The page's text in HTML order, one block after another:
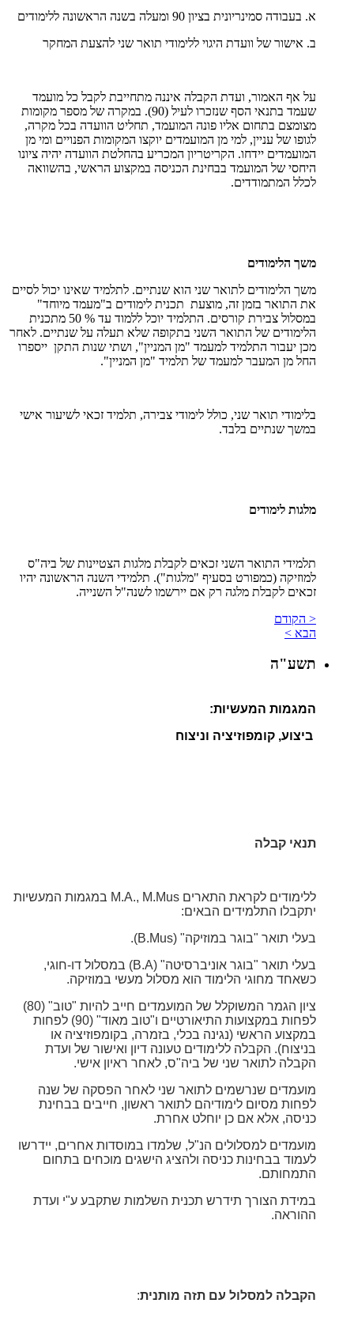
א. בעבודה סמינריונית בציון 90 ומעלה בשנה הראשונה ללימודים
ב. אישור של וועדת היגוי ללימודי תואר שני להצעת המחקר
על אף האמור, ועדת הקבלה איננה מתחייבת לקבל כל מועמד
שעמד בתנאי הסף שנזכרו לעיל (90). במקרה של מספר מקומות
מצומצם בתחום אליו פונה המועמד, תחליט הוועדה בכל מקרה,
לגופו של עניין, למי מן המועמדים יוקצו המקומות הפנויים ומי מן
המועמדים יידחו. הקריטריון המכריע בהחלטת הוועדה יהיה ציונו
היחסי של המועמד בבחינת הכניסה במקצוע הראשי, בהשוואה
לכלל המתמודדים.
משך הלימודים
משך הלימודים לתואר שני הוא שנתיים. לתלמיד שאינו יכול לסיים
את התואר בזמן זה, מוצעת תכנית לימודים ב"מעמד מיוחד"
במסלול צבירת קורסים. התלמיד יוכל ללמוד עד % 50 מתכנית
הלימודים של התואר השני בתקופה שלא תעלה על שנתיים. לאחר
מכן יעבור התלמיד למעמד "מן המניין", ושתי שנות התקן ייספרו
החל מן המעבר למעמד של תלמיד "מן המניין".
בלימודי תואר שני, כולל לימודי צבירה, תלמיד זכאי לשיעור אישי
במשך שנתיים בלבד.
מלגות לימודים
תלמידי התואר השני זכאים לקבלת מלגות הצטיינות של ביה"ס
למוזיקה (כמפורט בסעיף "מלגות"). תלמידי השנה הראשונה יהיו
זכאים לקבלת מלגה רק אם יירשמו לשנה"ל השנייה.
< הקודם
הבא >
תשע"ה
המגמות המעשיות:
ביצוע, קומפוזיציה וניצוח
תנאי קבלה
ללימודים לקראת התארים M.A., M.Mus במגמות המעשיות
יתקבלו התלמידים הבאים:
בעלי תואר "בוגר במוזיקה" (B.Mus).
בעלי תואר "בוגר אוניברסיטה" (B.A) במסלול דו-חוגי,
כשאחד מחוגי הלימוד הוא מסלול מעשי במוזיקה.
ציון הגמר המשוקלל של המועמדים חייב להיות "טוב" (80)
לפחות במקצועות התיאורטיים ו"טוב מאוד" (90) לפחות
במקצוע הראשי (נגינה בכלי, בזמרה, בקומפוזיציה או
בניצוח). הקבלה ללימודים טעונה דיון ואישור של ועדת
הקבלה לתואר שני של ביה"ס, לאחר ראיון אישי.
מועמדים שנרשמים לתואר שני לאחר הפסקה של שנה
לפחות מסיום לימודיהם לתואר ראשון, חייבים בבחינת
כניסה, אלא אם כן יוחלט אחרת.
מועמדים למסלולים הנ"ל, שלמדו במוסדות אחרים, יידרשו
לעמוד בבחינות כניסה ולהציג הישגים מוכחים בתחום
התמחותם.
במידת הצורך תידרש תכנית השלמות שתקבע ע"י ועדת
ההוראה.
הקבלה למסלול עם תזה מותנית: